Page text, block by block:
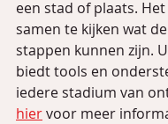
een stad of plaats.
samen te kijken wat
stappen kunnen zijn.
biedt tools en
iedere stadium van
hier voor meer